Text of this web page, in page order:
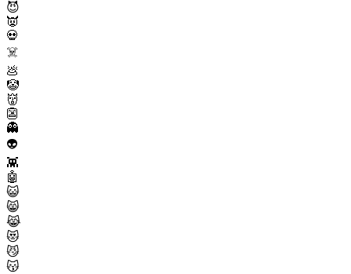
😈
👿
💀
☠️
💩
🤡
👹
👺
👻
👽
👾
🤖
😺
😸
😹
😻
😼
😽